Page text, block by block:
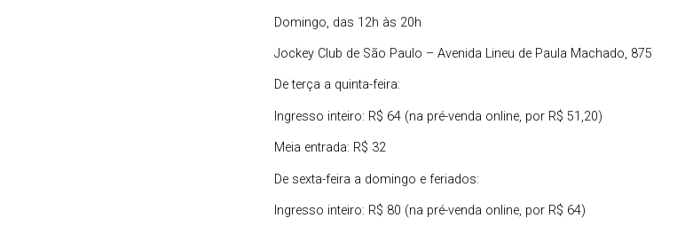
Domingo, das 12h às 20h
Jockey Club de São Paulo – Avenida Lineu de Paula Machado, 875
De terça a quinta-feira:
Ingresso inteiro: R$ 64 (na pré-venda online, por R$ 51,20)
Meia entrada: R$ 32
De sexta-feira a domingo e feriados:
Ingresso inteiro: R$ 80 (na pré-venda online, por R$ 64)